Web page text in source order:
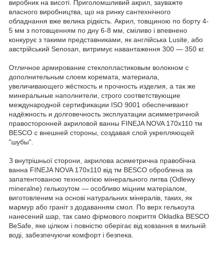
виробник на висоті. Приголомшливий акрил, зауважте
власного виробництва, що на ринку сантехнічного
обладнання вже велика рідкість. Акрил, товщиною по борту 4-
5 мм з потовщенням по дну 6-8 мм, сміливо і впевнено
конкурує з такими представниками, як англійська Lusite, або
австрійський Senosan, витримує навантаження 300 ― 350 кг.
Отличное армирование стеклопластиковым волокном с
дополнительным слоем коремата, материала,
увеличивающего жёсткость и прочность изделия, а так же
минеральные наполнители, строго соответствующие
международной сертификации ISO 9001 обеспечивают
надёжность и долговечность эксплуатации асимметричной
правосторонней акриловой ванны FINEJA NOVA 170х110 тм
BESCO с внешней стороны, создавая слой укрепляющей
"шубы".
З внутрішньої сторони, акрилова асиметрична правобічна
ванна FINEJA NOVA 170х110 від тм BESCO оброблена за
запатентованою технологією мінерального литва (Odlewy
mineralne) гелькоутом ― особливо міцним матеріалом,
виготовленим на основі натуральних мінералів, таких, як
мармур або граніт з додаванням смол. По верх гелькоута
нанесений шар, так само фірмового покриття Okładka BESCO
BeSafe, яке цілком і повністю оберігає від ковзання в мильній
воді, забезпечуючи комфорт і безпека.